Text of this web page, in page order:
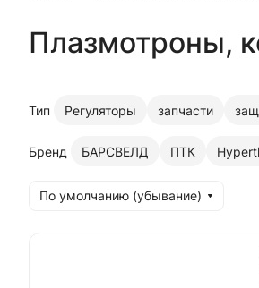
Плазмотроны,
Тип Регуляторы запчасти
Бренд БАРСВЕЛД ПТК
По умолчанию (убывание)